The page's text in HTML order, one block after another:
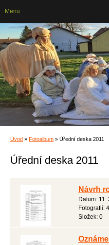
Úvod » Fotoalbum » Úřední deska 2011
Úřední deska 2011
Návrh
Datum: 11.
Fotografií: 4
Složek: 0
Menu